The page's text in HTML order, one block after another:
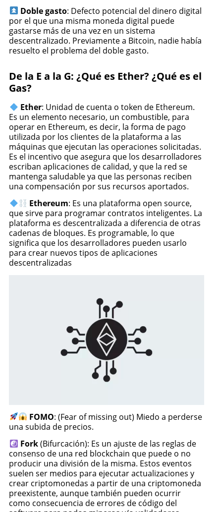
Doble gasto: Defecto potencial del dinero digital
por el que una misma moneda digital puede
gastarse más de una vez en un sistema
descentralizado. Previamente a Bitcoin, nadie había
resuelto el problema del doble gasto.
De la E a la G: ¿Qué es Ether? ¿Qué es el
Gas?
Ether: Unidad de cuenta o token de Ethereum.
Es un elemento necesario, un combustible, para
operar en Ethereum, es decir, la forma de pago
utilizada por los clientes de la plataforma a las
máquinas que ejecutan las operaciones solicitadas.
Es el incentivo que asegura que los desarrolladores
escriban aplicaciones de calidad, y que la red se
mantenga saludable ya que las personas reciben
una compensación por sus recursos aportados.
Ethereum: Es una plataforma open source,
que sirve para programar contratos inteligentes. La
plataforma es descentralizada a diferencia de otras
cadenas de bloques. Es programable, lo que
significa que los desarrolladores pueden usarlo
para crear nuevos tipos de aplicaciones
descentralizadas
FOMO: (Fear of missing out) Miedo a perderse
una subida de precios.
Fork(Bifurcación): Es un ajuste de las reglas de
consenso de una red blockchain que puede o no
producir una división de la misma. Estos eventos
suelen ser medios para ejecutar actualizaciones y
crear criptomonedas a partir de una criptomoneda
preexistente, aunque también pueden ocurrir
como consecuencia de errores de código del